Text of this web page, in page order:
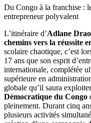
Du Congo à la franchise :
entrepreneur polyvalent
L’itinéraire d’Adlane
chemins vers la réussite
scolaire chaotique, c’est
17 ans que son esprit
internationale, complétée
supérieure en
globale qu’il saura
Démocratique du Congo
pleinement. Durant cinq
plusieurs activités